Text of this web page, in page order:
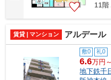
11階
賃貸 | マンション アルデール
敷0 礼0
6.6万円
地下鉄千